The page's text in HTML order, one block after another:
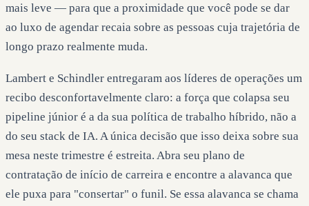
mais leve — para que a proximidade que você pode se dar
ao luxo de agendar recaia sobre as pessoas cuja trajetória de
longo prazo realmente muda.
Lambert e Schindler entregaram aos líderes de operações um
recibo desconfortavelmente claro: a força que colapsa seu
pipeline júnior é a da sua política de trabalho híbrido, não a
do seu stack de IA. A única decisão que isso deixa sobre sua
mesa neste trimestre é estreita. Abra seu plano de
contratação de início de carreira e encontre a alavanca que
ele puxa para "consertar" o funil. Se essa alavanca se chama